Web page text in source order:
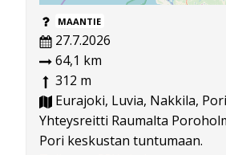
MAANTIE
27.7.2026
64,1 km
312 m
Eurajoki, Luvia, Nakkila,
Yhteysreitti Raumalta
Pori keskustan tuntumaan.